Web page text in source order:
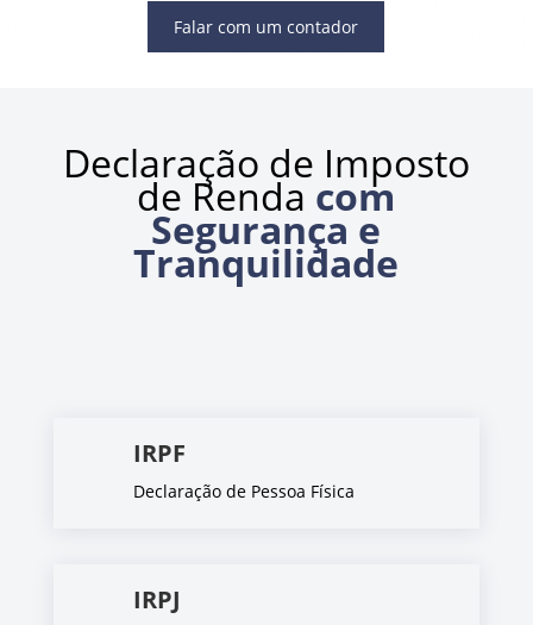
Falar com um contador
Declaração de Imposto
de Renda com
Segurança e
Tranquilidade
IRPF
Declaração de Pessoa Física
IRPJ